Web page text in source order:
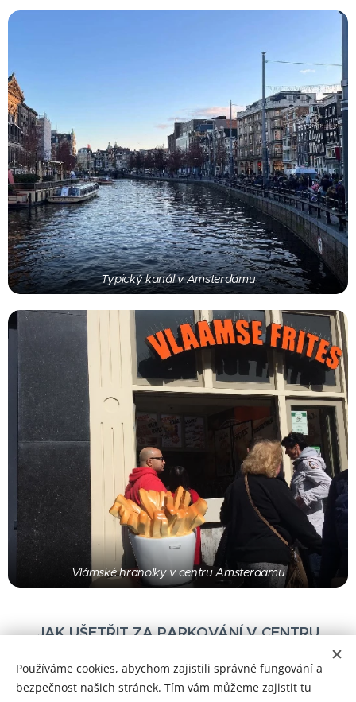
Typický kanál v Amsterdamu
Vlámské hranolky v centru Amsterdamu
JAK UŠETŘIT ZA PARKOVÁNÍ V CENTRU
Share
Používáme cookies, abychom zajistili správné fungování a
bezpečnost našich stránek. Tím vám můžeme zajistit tu